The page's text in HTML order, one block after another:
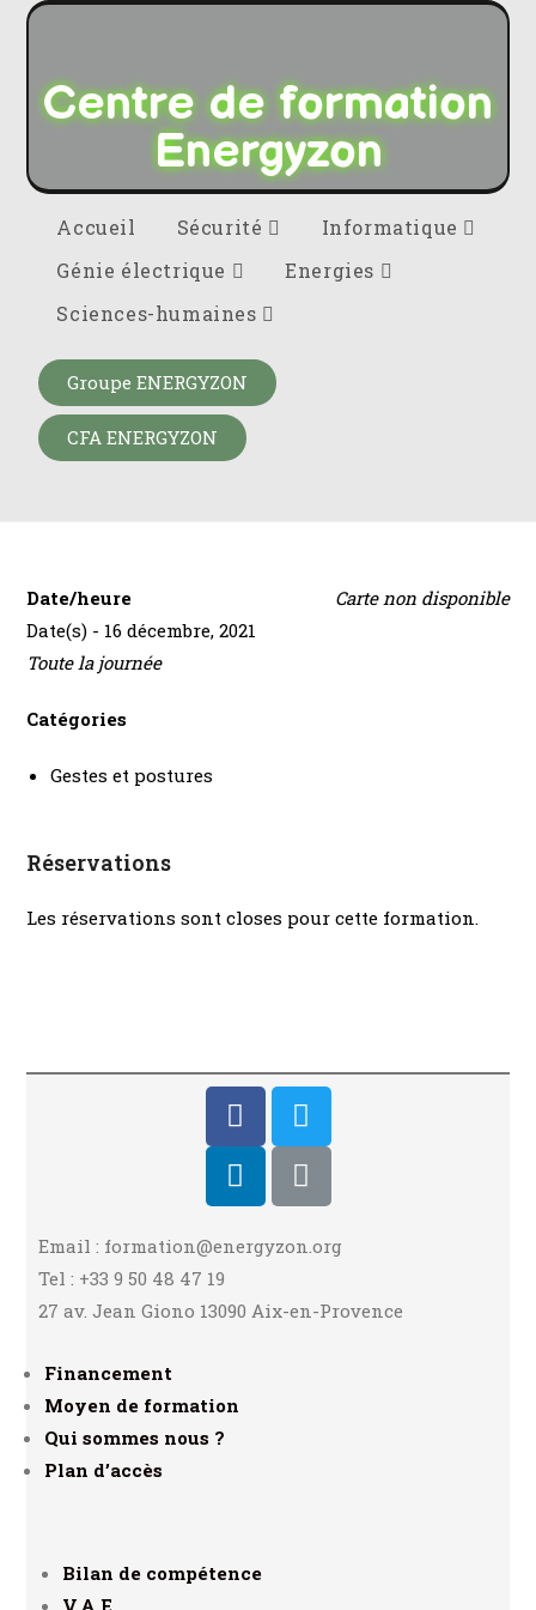
Centre de formation
Energyzon
Accueil Sécurité
Informatique
Génie électrique
Energies
Sciences-humaines
Groupe ENERGYZON
CFA ENERGYZON
Carte non disponible
Date/heure
Date(s) - 16 décembre, 2021
Toute la journée
Catégories
Gestes et postures
Réservations
Les réservations sont closes pour cette formation.
Email : formation@energyzon.org
Tel : +33 9 50 48 47 19
27 av. Jean Giono 13090 Aix-en-Provence
Financement
Moyen de formation
Qui sommes nous ?
Plan d’accès
Bilan de compétence
V.A.E